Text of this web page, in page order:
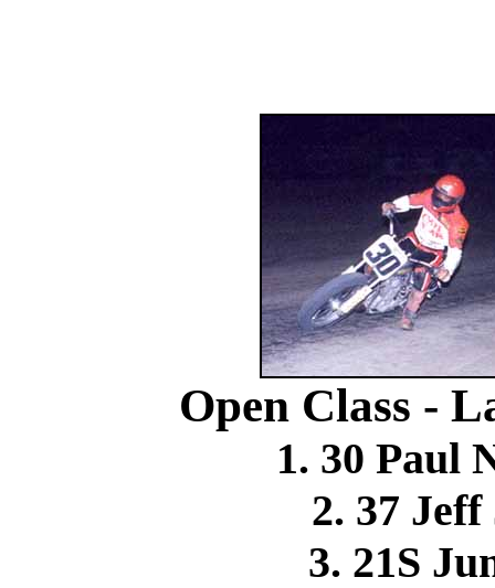
Open Class -
1. 30 Paul
2. 37
3. 21S